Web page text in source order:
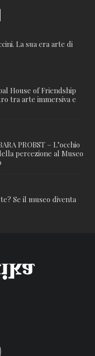
La sua era arte di
House of Friendship
tra arte immersiva e
PROBST – L’occhio
percezione al Museo
Se il museo diventa